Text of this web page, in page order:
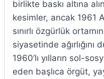
birlikte baskı altına
kesimler, ancak 1961
sınırlı özgürlük
siyasetinde ağırlığını
1960’lı yılların sol-
eden başlıca örgüt,